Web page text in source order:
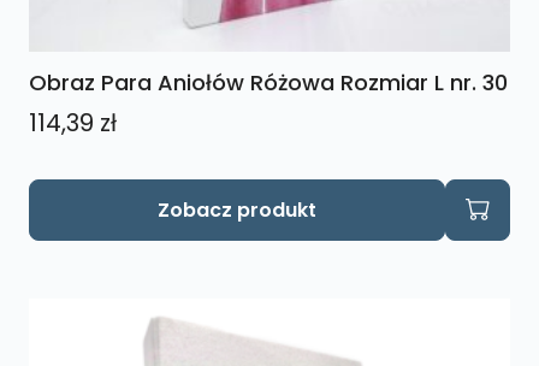
Obraz Para Aniołów Różowa Rozmiar L nr. 30
114,39 zł
Zobacz produkt